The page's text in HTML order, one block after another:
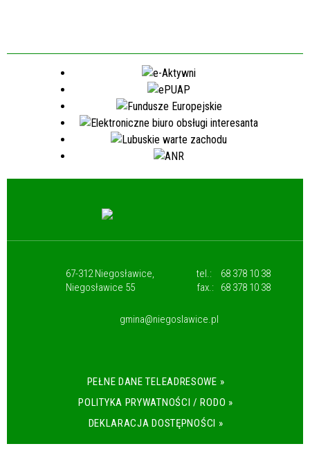
67-312 Niegosławice,
Niegosławice 55
tel.:
68 378 10 38
fax.:
68 378 10 38
gmina@niegoslawice.pl
PEŁNE DANE TELEADRESOWE »
POLITYKA PRYWATNOŚCI / RODO »
DEKLARACJA DOSTĘPNOŚCI »